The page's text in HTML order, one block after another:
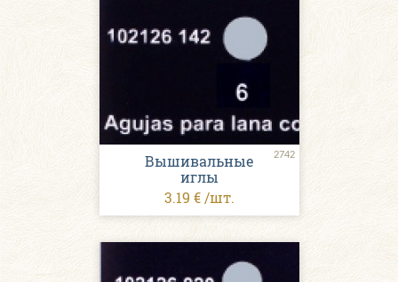
2742
Вышивальные
иглы
3.19 € /шт.